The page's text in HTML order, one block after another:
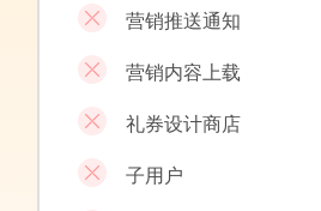
营销推送通知
营销内容上载
礼券设计商店
子用户